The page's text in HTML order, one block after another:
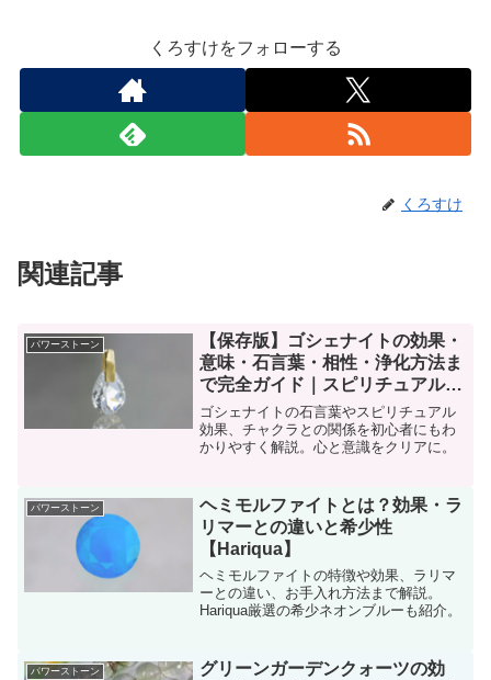
くろすけをフォローする
くろすけ
関連記事
パワーストーン
【保存版】ゴシェナイトの効果・
意味・石言葉・相性・浄化方法ま
で完全ガイド｜スピリチュアル初
心者にも◎
ゴシェナイトの石言葉やスピリチュアル
効果、チャクラとの関係を初心者にもわ
かりやすく解説。心と意識をクリアに。
パワーストーン
ヘミモルファイトとは？効果・ラ
リマーとの違いと希少性
【Hariqua】
ヘミモルファイトの特徴や効果、ラリマ
ーとの違い、お手入れ方法まで解説。
Hariqua厳選の希少ネオンブルーも紹介。
パワーストーン
グリーンガーデンクォーツの効